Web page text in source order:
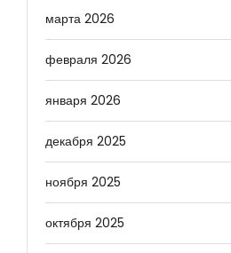
марта 2026
февраля 2026
января 2026
декабря 2025
ноября 2025
октября 2025